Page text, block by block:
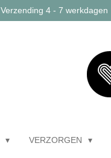
Verzending 4 - 7 werkdagen
VERZORGEN